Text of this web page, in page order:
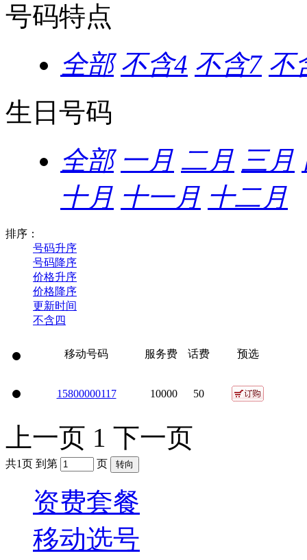
号码特点
全部 不含4 不含7 不
生日号码
全部 一月 二月 三月
十月 十一月 十二月
排序：
号码升序
号码降序
价格升序
价格降序
更新时间
不含四
移动号码 服务费 话费 预选
15800000117 10000 50
上一页 1 下一页
共1页 到第 页
资费套餐
移动选号